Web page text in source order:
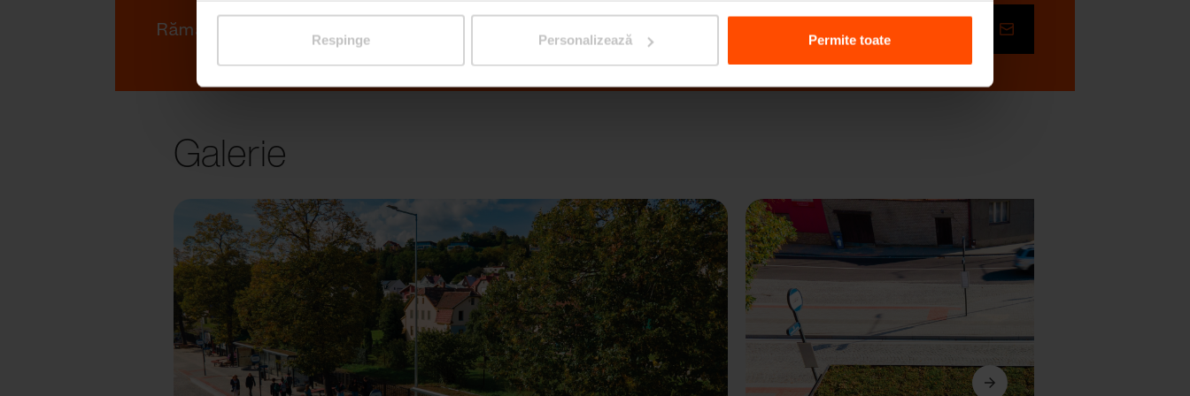
Respinge Personalizează Permite toate
Rămâi în contact cu noi Depune
Galerie